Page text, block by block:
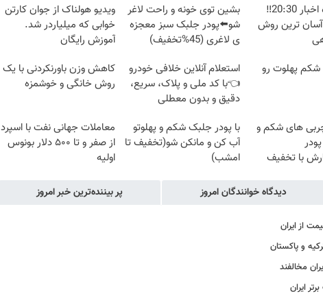
پخش زنده اخبار 20:30‼️
آسان ترین روش
بشین توی خونه و راحت لاغر
شو⬅️پودر جلبک سبز معجزه
ی لاغری (45%تخفیف)
ویدیو هولناک از جوان کارتن
خوابی که میلیاردر شد.
آموزش رایگان
پهلوت رو
استعلام آنلاین خلافی خودرو
👈با کد ملی و پلاک، سریع،
دقیق و بدون معطلی
کاهش وزن باورنکردنی با یک
روش خانگی و خوشمزه
های شکم و
با تخفیف
با پودر جلبک شکم و پهلوتو
آب کن و مانکن شو(تخفیف تا
امشب)
معاملات جهانی نفت با اسپرد
از صفر و تا ۵۰۰ دلار بونوس
اولیه
دیدگاه خوانندگان امروز پر بیننده‌ترین خبر امروز
از ایران
و پاکستان
مخالفند
ایران